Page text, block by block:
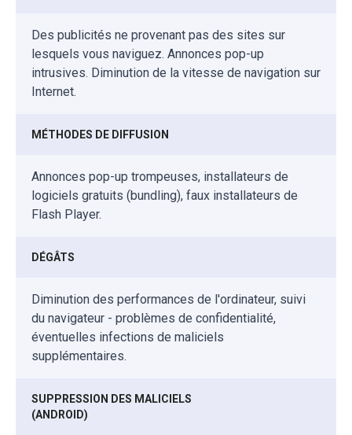
Des publicités ne provenant pas des sites sur
lesquels vous naviguez. Annonces pop-up
intrusives. Diminution de la vitesse de navigation sur
Internet.
MÉTHODES DE DIFFUSION
Annonces pop-up trompeuses, installateurs de
logiciels gratuits (bundling), faux installateurs de
Flash Player.
DÉGÂTS
Diminution des performances de l'ordinateur, suivi
du navigateur - problèmes de confidentialité,
éventuelles infections de maliciels
supplémentaires.
SUPPRESSION DES MALICIELS
(ANDROID)